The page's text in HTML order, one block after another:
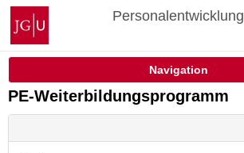
Zum
Inhalt
springen
Johannes
Gutenberg-
Universität
Personalentwicklung
Navigation
PE-Weiterbildungsprogramm